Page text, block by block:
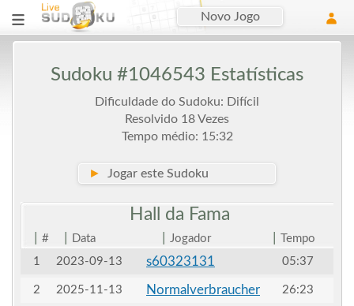
Novo Jogo
Sudoku #1046543 Estatísticas
Dificuldade do Sudoku: Difícil
Resolvido 18 Vezes
Tempo médio: 15:32
► Jogar este Sudoku
Hall da Fama
# Data Jogador
Tempo
1
2023-09-13 s60323131 05:37
2 2025-11-13 Normalverbraucher 26:23